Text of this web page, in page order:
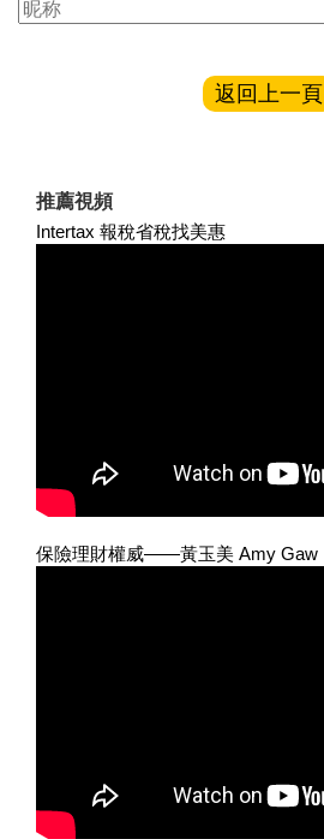
返回上一頁
推薦視頻
Intertax 報稅省稅找美惠
保險理財權威——黃玉美 Amy Gaw